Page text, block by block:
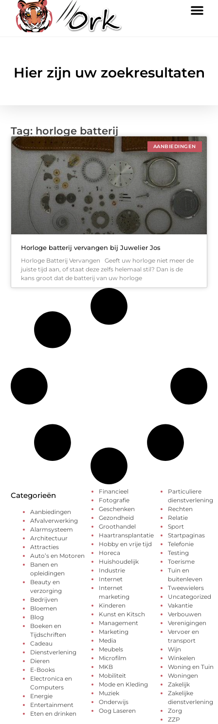
Hier zijn uw zoekresultaten
Tag: horloge batterij
AANBIEDINGEN
Horloge batterij vervangen bij Juwelier Jos
Horloge Batterij Vervangen Geeft uw horloge niet meer de
juiste tijd aan, of staat deze zelfs helemaal stil? Dan is de
kans groot dat de batterij van uw horloge
Categorieën
Aanbiedingen
Afvalverwerking
Alarmsysteem
Architectuur
Attracties
Auto’s en Motoren
Banen en
opleidingen
Beauty en
verzorging
Bedrijven
Bloemen
Blog
Boeken en
Tijdschriften
Cadeau
Dienstverlening
Dieren
E-Books
Electronica en
Computers
Energie
Entertainment
Eten en drinken
Financieel
Fotografie
Geschenken
Gezondheid
Groothandel
Haartransplantatie
Hobby en vrije tijd
Horeca
Huishoudelijk
Industrie
Internet
Internet
marketing
Kinderen
Kunst en Kitsch
Management
Marketing
Media
Meubels
Microfilm
MKB
Mobiliteit
Mode en Kleding
Muziek
Onderwijs
Oog Laseren
Particuliere
dienstverlening
Rechten
Relatie
Sport
Startpaginas
Telefonie
Testing
Toerisme
Tuin en
buitenleven
Tweewielers
Uncategorized
Vakantie
Verbouwen
Verenigingen
Vervoer en
transport
Wijn
Winkelen
Woning en Tuin
Woningen
Zakelijk
Zakelijke
dienstverlening
Zorg
ZZP